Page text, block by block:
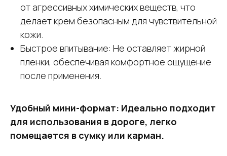
от агрессивных химических веществ, что
делает крем безопасным для чувствительной
кожи.
Быстрое впитывание: Не оставляет жирной
пленки, обеспечивая комфортное ощущение
после применения.
Удобный мини-формат: Идеально подходит
для использования в дороге, легко
помещается в сумку или карман.